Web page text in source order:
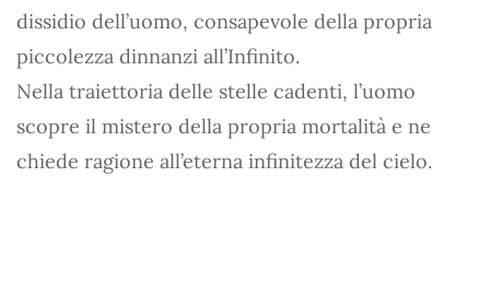
dissidio dell’uomo, consapevole della propria
piccolezza dinnanzi all’Infinito.
Nella traiettoria delle stelle cadenti, l’uomo
scopre il mistero della propria mortalità e ne
chiede ragione all’eterna infinitezza del cielo.